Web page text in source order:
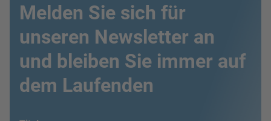
Melden Sie sich für
unseren Newsletter an
und bleiben Sie immer auf
dem Laufenden